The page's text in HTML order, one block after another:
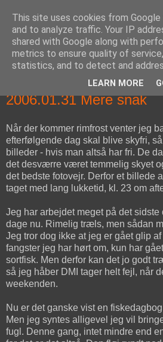
fiskedagbog.dk
Havørredfiskeri, tordenvejr og rav i
tirsdag den 31. januar 2006
2006.01.31 Mere snak
Når der kommer rimfrost venter jeg
efterfølgende dag skal blive skyfri,
billeder - hvis man altså har fri. De
det desværre været temmelig skyet
det bedste fotovejr. Derfor et billede
taget med lang lukketid, kl. 23 om
Jeg har arbejdet meget på det
dage nu. Rimelig træls, men sådan
Jeg tror dog ikke at jeg er gået glip
fangster jeg har hørt om, kun har
sortfisk. Men derfor kan det jo godt
så jeg håber DMI tager helt fejl, når
weekenden.
Nu er det ganske vist en
Men jeg syntes alligevel jeg vil
fugl. Denne gang, intet mindre end
This site uses cookies from
and to analyze traffic. Your IP
shared with Google along with
metrics to ensure quality of
statistics, and to detect and
LEARN MORE